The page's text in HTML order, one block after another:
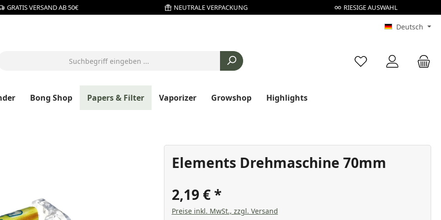
GRATIS VERSAND AB 50€ NEUTRALE VERPACKUNG RIESIGE AUSWAHL
Deutsch
Du hast 0 Produkte
Bong Shop Papers & Filter Vaporizer Growshop Highlights
Elements Drehmaschine 70mm
2,19 €
Preise inkl. MwSt., zzgl. Versand